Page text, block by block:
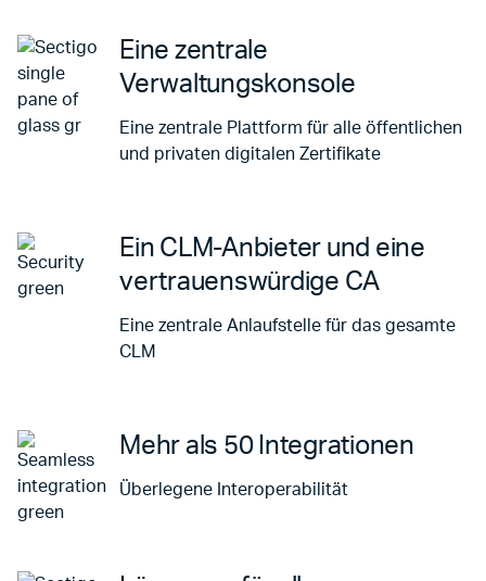
Eine zentrale
Verwaltungskonsole
Eine zentrale Plattform für alle öffentlichen
und privaten digitalen Zertifikate
Ein CLM-Anbieter und eine
vertrauenswürdige CA
Eine zentrale Anlaufstelle für das gesamte
CLM
Mehr als 50 Integrationen
Überlegene Interoperabilität